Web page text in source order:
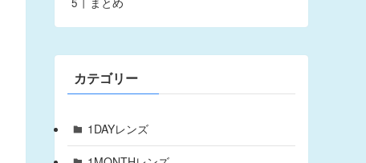
カテゴリー
1DAYレンズ